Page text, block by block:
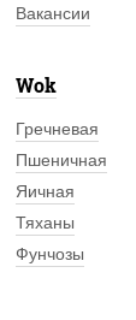
Вакансии
Wok
Гречневая
Пшеничная
Яичная
Тяханы
Фунчозы